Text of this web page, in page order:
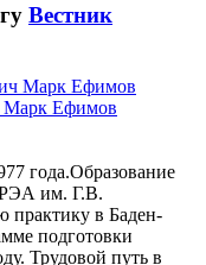
Вестник
Марк Ефимов
года.Образование
им. Г.В.
практику в Баден-
подготовки
Трудовой путь в